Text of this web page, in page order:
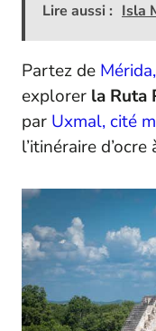
Lire aussi : Isla
Partez de
explorer la Ruta
par Uxmal, cité
l’itinéraire d’ocre